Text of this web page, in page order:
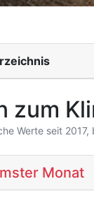
zum
Werte seit
Monat